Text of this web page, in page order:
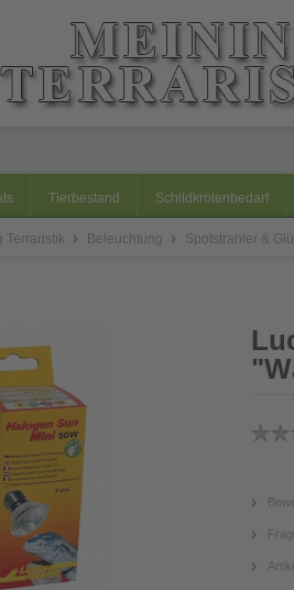
Tierbestand Schildkrötenbedarf
Terraristik Beleuchtung Spotstrahler &